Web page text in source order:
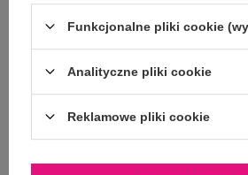
ZWROTY I REKLAMACJE
OSTATNIO
Funkcjonalne pliki cookie
Analityczne pliki cookie
Reklamowe pliki cookie